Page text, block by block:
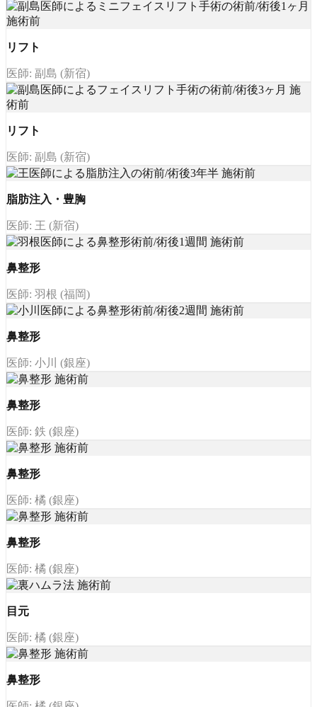
リフト
医師: 副島 (新宿)
リフト
医師: 副島 (新宿)
脂肪注入・豊胸
医師: 王 (新宿)
鼻整形
医師: 羽根 (福岡)
鼻整形
医師: 小川 (銀座)
鼻整形
医師: 鉄 (銀座)
鼻整形
医師: 橘 (銀座)
鼻整形
医師: 橘 (銀座)
目元
医師: 橘 (銀座)
鼻整形